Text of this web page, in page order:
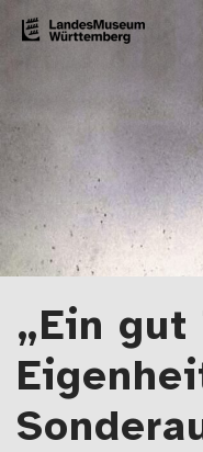
Zum Artikel springen
„Ein gut